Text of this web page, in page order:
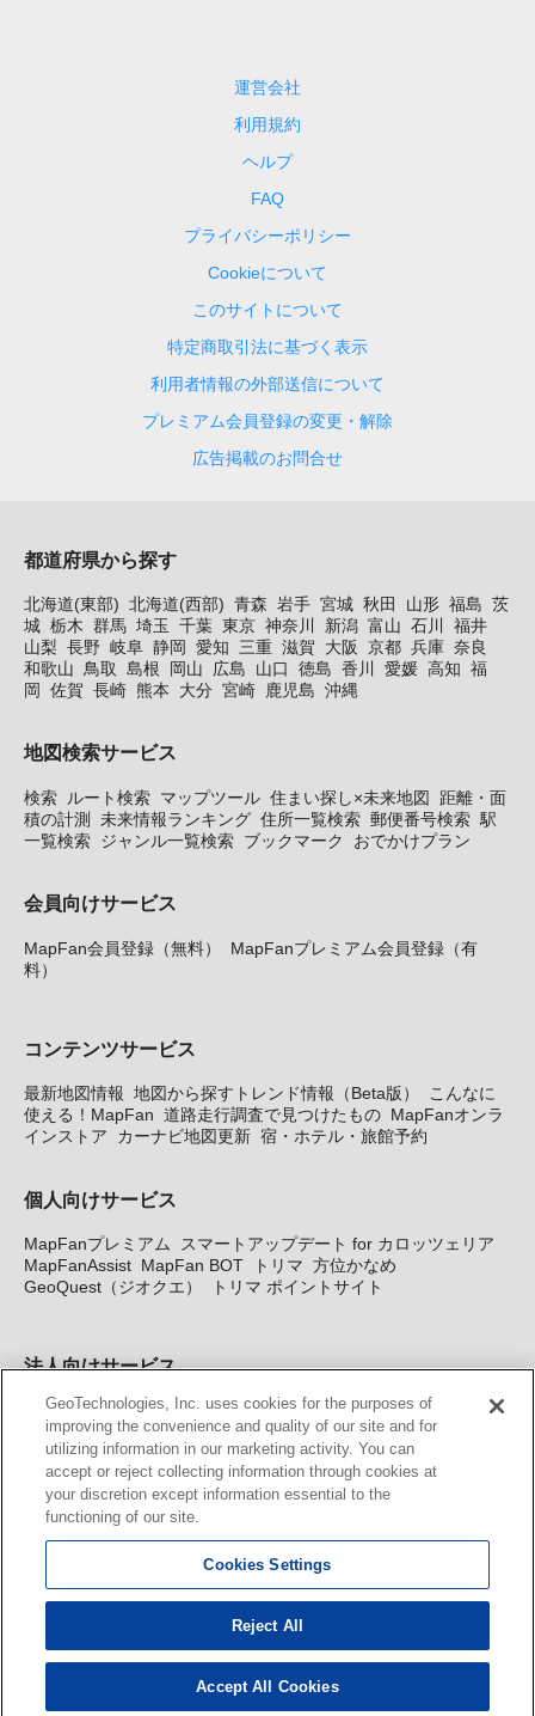
運営会社
利用規約
ヘルプ
FAQ
プライバシーポリシー
Cookieについて
このサイトについて
特定商取引法に基づく表示
利用者情報の外部送信について
プレミアム会員登録の変更・解除
広告掲載のお問合せ
都道府県から探す
北海道(東部) 北海道(西部) 青森 岩手 宮城 秋田 山形 福島 茨
城 栃木 群馬 埼玉 千葉 東京 神奈川 新潟 富山 石川
福井
山梨 長野 岐阜 静岡 愛知 三重 滋賀 大阪 京都 兵庫 奈良
和歌山
鳥取 島根 岡山 広島 山口 徳島 香川 愛媛 高知 福
岡
佐賀 長崎 熊本 大分 宮崎 鹿児島 沖縄
地図検索サービス
検索 ルート検索 マップツール 住まい探し×未来地図
距離・面
積の計測
未来情報ランキング 住所一覧検索 郵便番号検索 駅
一覧検索 ジャンル一覧検索 ブックマーク おでかけプラン
会員向けサービス
MapFan会員登録（無料）
MapFanプレミアム会員登録（有
料）
コンテンツサービス
最新地図情報 地図から探すトレンド情報（Beta版）
こんなに
使える！MapFan 道路走行調査で見つけたもの MapFanオンラ
インストア
カーナビ地図更新 宿・ホテル・旅館予約
個人向けサービス
MapFanプレミアム
スマートアップデート for カロッツェリア
MapFanAssist MapFan BOT トリマ 方位かなめ
GeoQuest（ジオクエ）
トリマ ポイントサイト
法人向けサービス
法人向け地図・位置情報サービス WEBサイト・システム向け地
図API Windows PC向け地図開発キット MapFan DB 住所確認
サービス
MAP WORLD+ トリマ広告 Geo-Research
カーナビ地図更新サービス
MapFan スマートメンバーズ
KENWOOD MapFan Club
© GeoTechnologies, Inc.
GeoTechnologies, Inc. uses cookies for the purposes of
improving the convenience and quality of our site and for
utilizing information in our marketing activity. You can
accept or reject collecting information through cookies at
your discretion except information essential to the
functioning of our site.
Cookies Settings
Reject All
Accept All Cookies